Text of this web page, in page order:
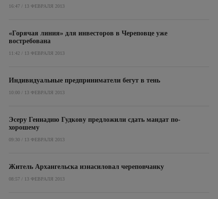
16:47 / 13 ФЕВРАЛЯ 2013
«Горячая линия» для инвесторов в Череповце уже
востребована
11:42 / 13 ФЕВРАЛЯ 2013
Индивидуальные предприниматели бегут в тень
10:00 / 13 ФЕВРАЛЯ 2013
Эсеру Геннадию Гудкову предложили cдать мандат по-
хорошему
09:30 / 13 ФЕВРАЛЯ 2013
Житель Архангельска изнасиловал череповчанку
08:57 / 13 ФЕВРАЛЯ 2013